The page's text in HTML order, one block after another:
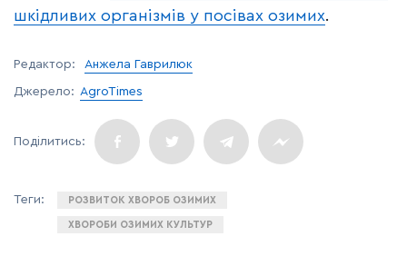
шкідливих організмів у посівах озимих.
Редактор: Анжела Гаврилюк
Джерело: AgroTimes
РОЗВИТОК ХВОРОБ ОЗИМИХ
ХВОРОБИ ОЗИМИХ КУЛЬТУР